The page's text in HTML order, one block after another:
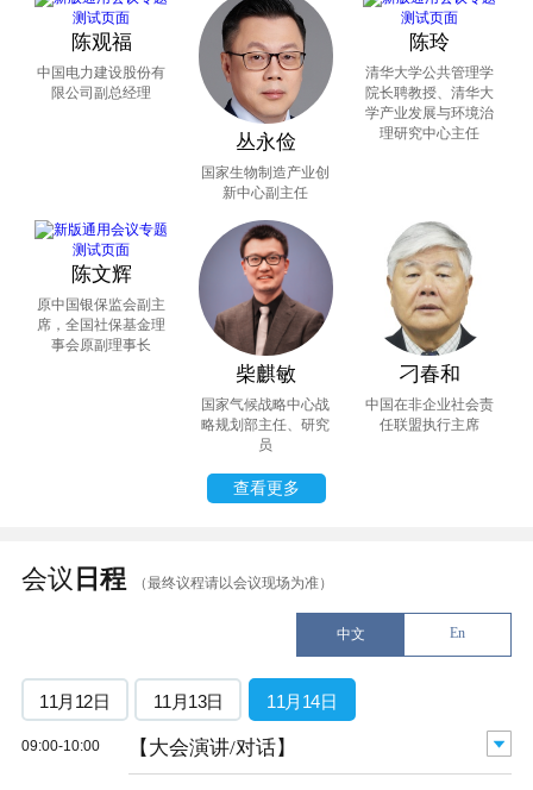
陈观福
中国电力建设股份有
限公司副总经理
丛永俭
国家生物制造产业创
新中心副主任
陈玲
清华大学公共管理学
院长聘教授、清华大
学产业发展与环境治
理研究中心主任
陈文辉
原中国银保监会副主
席，全国社保基金理
事会原副理事长
柴麒敏
国家气候战略中心战
略规划部主任、研究
员
刁春和
中国在非企业社会责
任联盟执行主席
查看更多
会议 日程 （最终议程请以会议现场为准）
中文 En
11月12日 11月13日 11月14日
09:00-10:00 【大会演讲/对话】